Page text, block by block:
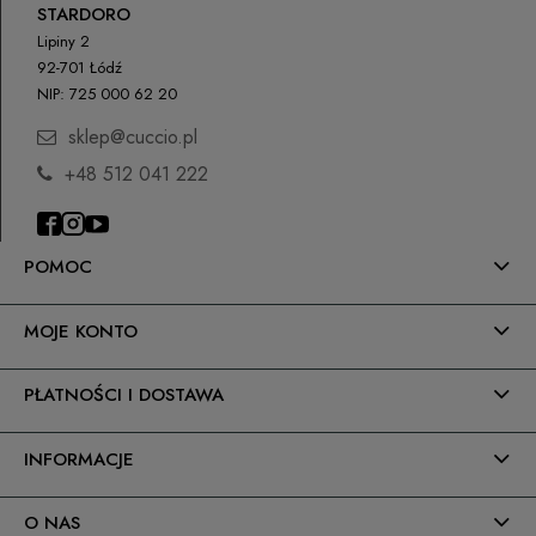
Słoneczna 10
91-491 Łódź, Polska
biuro@cuccio.pl
42 61 68 555
paczkowe)
Paczkomaty InPost
odbiór osobisty
POMOC
MOJE KONTO
PŁATNOŚCI I DOSTAWA
INFORMACJE
O NAS
STARDORO
Lipiny 2
92-701 Łódź
NIP: 725 000 62 20
sklep@cuccio.pl
+48 512 041 222